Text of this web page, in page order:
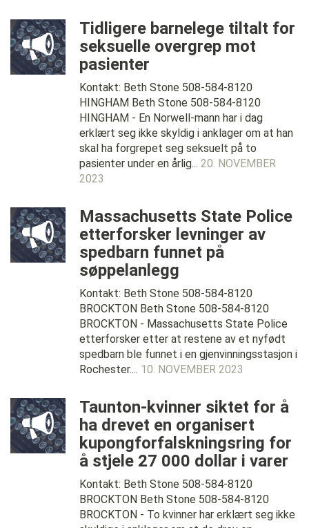
Tidligere barnelege tiltalt for
seksuelle overgrep mot
pasienter
Kontakt: Beth Stone 508-584-8120
HINGHAM Beth Stone 508-584-8120
HINGHAM - En Norwell-mann har i dag
erklært seg ikke skyldig i anklager om at han
skal ha forgrepet seg seksuelt på to
pasienter under en årlig... 20. NOVEMBER
2023
Massachusetts State Police
etterforsker levninger av
spedbarn funnet på
søppelanlegg
Kontakt: Beth Stone 508-584-8120
BROCKTON Beth Stone 508-584-8120
BROCKTON - Massachusetts State Police
etterforsker etter at restene av et nyfødt
spedbarn ble funnet i en gjenvinningsstasjon i
Rochester.... 10. NOVEMBER 2023
Taunton-kvinner siktet for å
ha drevet en organisert
kupongforfalskningsring for
å stjele 27 000 dollar i varer
Kontakt: Beth Stone 508-584-8120
BROCKTON Beth Stone 508-584-8120
BROCKTON - To kvinner har erklært seg ikke